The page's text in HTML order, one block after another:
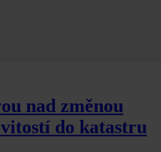
nad změnou
do katastru